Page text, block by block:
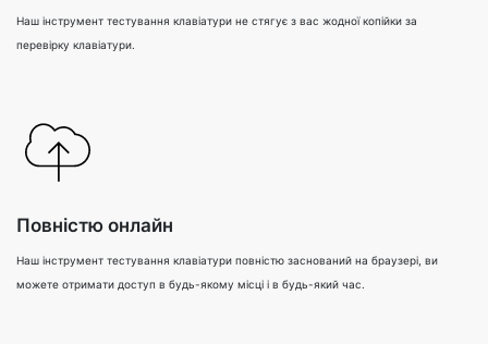
Наш інструмент тестування клавіатури не стягує з вас жодної копійки за
перевірку клавіатури.
Повністю онлайн
Наш інструмент тестування клавіатури повністю заснований на браузері, ви
можете отримати доступ в будь-якому місці і в будь-який час.